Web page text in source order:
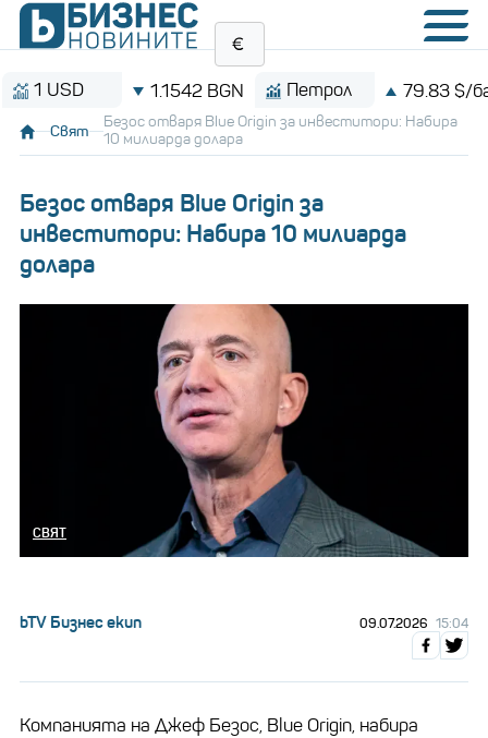
1.1542 BGN Петрол 79.83 $/барел
Свят
Безос отваря Blue Origin за инвеститори: Набира
10 милиарда долара
Безос отваря Blue Origin за
инвеститори: Набира 10 милиарда
долара
СВЯТ
bTV Бизнес екип 09.07.2026 15:04
Компанията на Джеф Безос, Blue Origin, набира